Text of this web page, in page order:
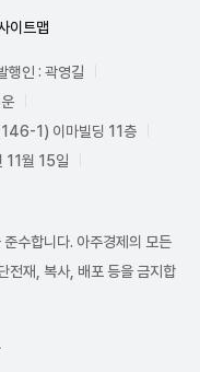
이트맵
행인 : 곽영길
146-1) 이마빌딩 11층
11월 15일
수합니다. 아주경제의 모든
전재, 복사, 배포 등을 금지합